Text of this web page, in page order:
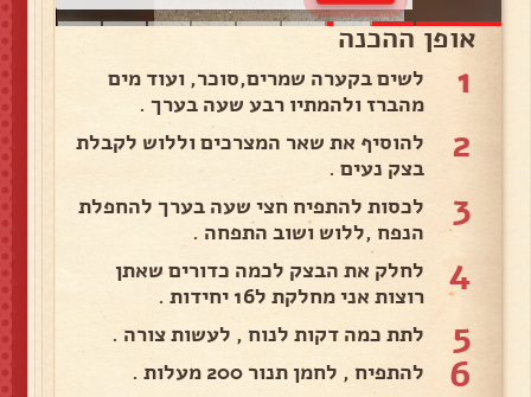
אופן ההכנה
1
לשים בקערה שמרים,סוכר, ועוד מים
מהברז ולהמתיו רבע שעה בערך .
2
להוסיף את שאר המצרכים וללוש לקבלת
בצק נעים .
3
לכסות להתפיח חצי שעה בערך להחפלת
הנפח ,ללוש ושוב התפחה .
4
לחלק את הבצק לכמה כדורים שאתן
רוצות אני מחלקת ל16 יחידות .
5 לתת כמה דקות לנוח , לעשות צורה .
6 להתפיח , לחמן תנור 200 מעלות .